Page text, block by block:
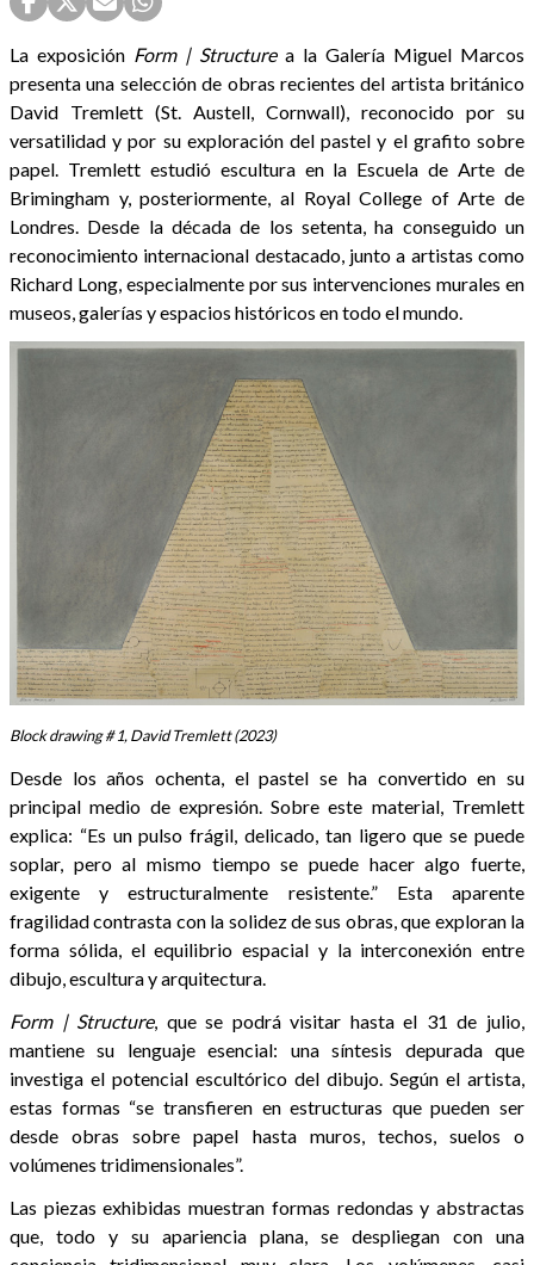
La exposición Form | Structurea la Galería Miguel Marcos
presenta una selección de obras recientes del artista británico
David Tremlett (St. Austell, Cornwall), reconocido por su
versatilidad y por su exploración del pastel y el grafito sobre
papel. Tremlett estudió escultura en la Escuela de Arte de
Brimingham y, posteriormente, al Royal College of Arte de
Londres. Desde la década de los setenta, ha conseguido un
reconocimiento internacional destacado, junto a artistas como
Richard Long, especialmente por sus intervenciones murales en
museos, galerías y espacios históricos en todo el mundo.
Block drawing # 1, David Tremlett (2023)
Desde los años ochenta, el pastel se ha convertido en su
principal medio de expresión. Sobre este material, Tremlett
explica: “Es un pulso frágil, delicado, tan ligero que se puede
soplar, pero al mismo tiempo se puede hacer algo fuerte,
exigente y estructuralmente resistente.” Esta aparente
fragilidad contrasta con la solidez de sus obras, que exploran la
forma sólida, el equilibrio espacial y la interconexión entre
dibujo, escultura y arquitectura.
Form | Structure, que se podrá visitar hasta el 31 de julio,
mantiene su lenguaje esencial: una síntesis depurada que
investiga el potencial escultórico del dibujo. Según el artista,
estas formas “se transfieren en estructuras que pueden ser
desde obras sobre papel hasta muros, techos, suelos o
volúmenes tridimensionales”.
Las piezas exhibidas muestran formas redondas y abstractas
que, todo y su apariencia plana, se despliegan con una